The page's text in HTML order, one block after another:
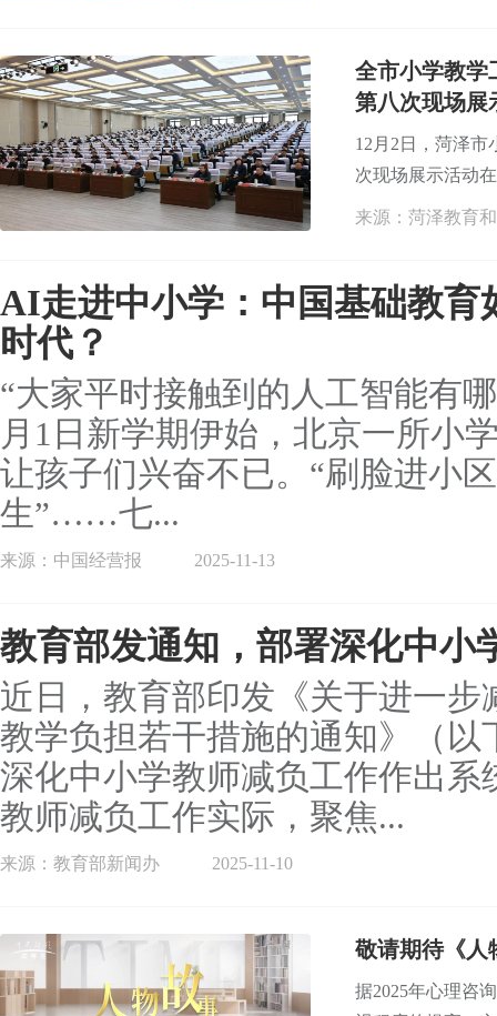
全市小学教学
第八次现场展
12月2日，菏泽
次现场展示活动
来源：菏泽教育
AI走进中小学：中国基础教育
时代？
“大家平时接触到的人工智能有
月1日新学期伊始，北京一所小
让孩子们兴奋不已。“刷脸进小
生”……七...
来源：中国经营报 2025-11-13
教育部发通知，部署深化中小
近日，教育部印发《关于进一步
教学负担若干措施的通知》（以
深化中小学教师减负工作作出系
教师减负工作实际，聚焦...
来源：教育部新闻办 2025-11-10
敬请期待《人
据2025年心理咨